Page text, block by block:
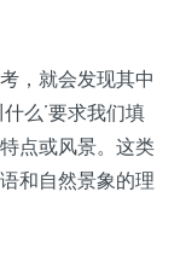
，就会发现其中
么’要求我们填
点或风景。这类
和自然景象的理